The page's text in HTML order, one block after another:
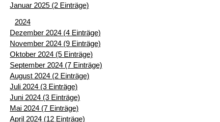
Januar 2025 (2 Einträge)
2024
Dezember 2024 (4 Einträge)
November 2024 (9 Einträge)
Oktober 2024 (5 Einträge)
September 2024 (7 Einträge)
August 2024 (2 Einträge)
Juli 2024 (3 Einträge)
Juni 2024 (3 Einträge)
Mai 2024 (7 Einträge)
April 2024 (12 Einträge)